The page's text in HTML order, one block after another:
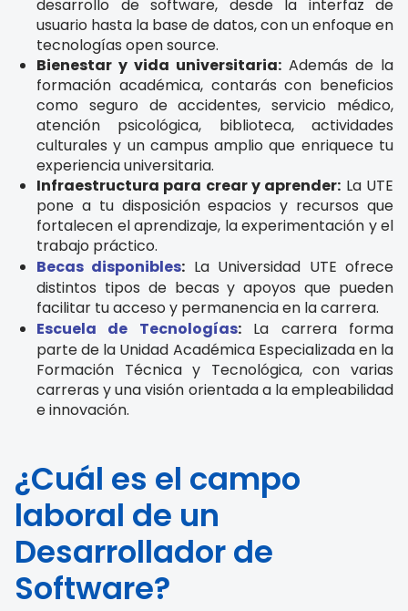
desarrollo de software, desde la interfaz de
usuario hasta la base de datos, con un enfoque en
tecnologías open source.
Bienestar y vida universitaria: Además de la
formación académica, contarás con beneficios
como seguro de accidentes, servicio médico,
atención psicológica, biblioteca, actividades
culturales y un campus amplio que enriquece tu
experiencia universitaria.
Infraestructura para crear y aprender: La UTE
pone a tu disposición espacios y recursos que
fortalecen el aprendizaje, la experimentación y el
trabajo práctico.
Becas disponibles: La Universidad UTE ofrece
distintos tipos de becas y apoyos que pueden
facilitar tu acceso y permanencia en la carrera.
Escuela de Tecnologías:La carrera forma
parte de la Unidad Académica Especializada en la
Formación Técnica y Tecnológica, con varias
carreras y una visión orientada a la empleabilidad
e innovación.
¿Cuál es el campo
laboral de un
Desarrollador de
Software?